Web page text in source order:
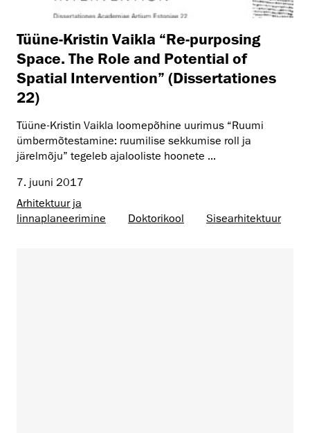
Tüüne-Kristin Vaikla “Re-purposing
Space. The Role and Potential of
Spatial Intervention” (Dissertationes
22)
Tüüne-Kristin Vaikla loomepõhine uurimus “Ruumi
ümbermõtestamine: ruumilise sekkumise roll ja
järelmõju” tegeleb ajalooliste hoonete ...
7. juuni 2017
Arhitektuur ja
linnaplaneerimine
Doktorikool Sisearhitektuur